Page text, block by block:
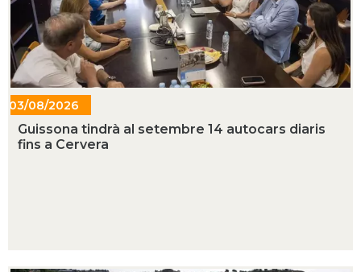
03/08/2026
- 14:33
Guissona tindrà al setembre 14 autocars diaris
fins a Cervera